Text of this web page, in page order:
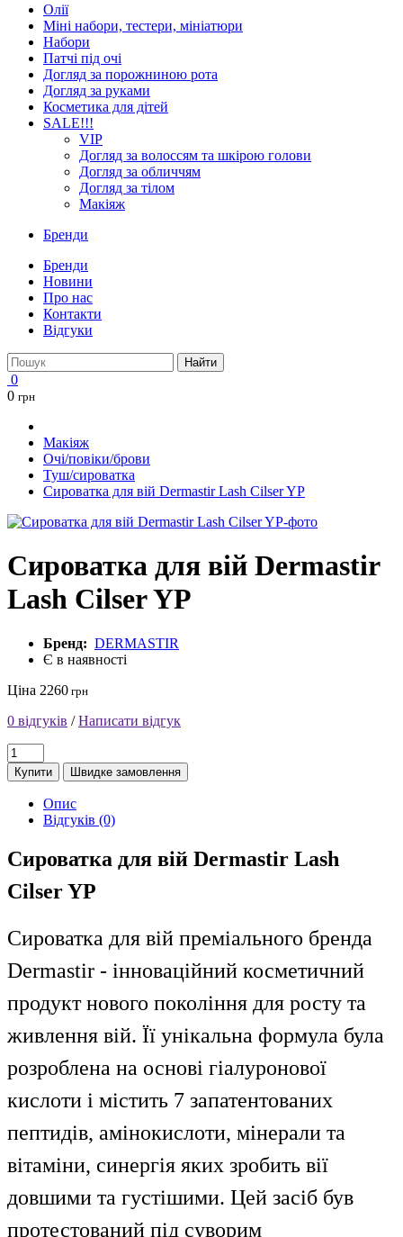
Олії
Міні набори, тестери, мініатюри
Набори
Патчі під очі
Догляд за порожниною рота
Догляд за руками
Косметика для дітей
SALE!!!
VIP
Догляд за волоссям та шкірою голови
Догляд за обличчям
Догляд за тілом
Макіяж
Бренди
Бренди
Новини
Про нас
Контакти
Відгуки
Найти
0
0 грн
Макіяж
Очі/повіки/брови
Туш/сироватка
Сироватка для вій Dermastir Lash Cilser YP
Сироватка для вій Dermastir
Lash Cilser YP
Бренд: DERMASTIR
Є в наявності
Ціна 2260 грн
0 відгуків /Написати відгук
Купити Швидке замовлення
Опис
Відгуків (0)
Сироватка для вій Dermastir Lash
Cilser YP
Сироватка для вій преміального бренда
Dermastir - інноваційний косметичний
продукт нового покоління для росту та
живлення вій. Її унікальна формула була
розроблена на основі гіалуронової
кислоти і містить 7 запатентованих
пептидів, амінокислоти, мінерали та
вітаміни, синергія яких зробить вії
довшими та густішими. Цей засіб був
протестований під суворим